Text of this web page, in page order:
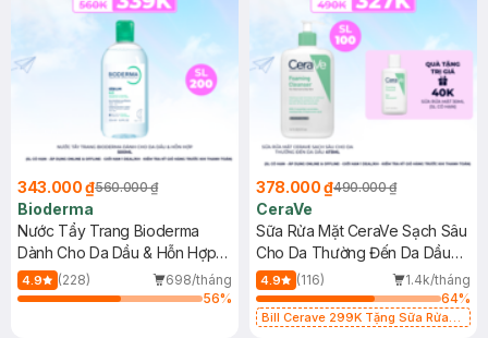
343.000 ₫560.000 ₫
Bioderma
Nước Tẩy Trang Bioderma
Dành Cho Da Dầu & Hỗn Hợp
500ml
4.9 (228)
698/tháng
56%
378.000 ₫490.000 ₫
CeraVe
Sữa Rửa Mặt CeraVe Sạch Sâu
Cho Da Thường Đến Da Dầu
473ml
4.9 (116)
1.4k/tháng
64%
Bill Cerave 299K Tặng Sữa Rửa